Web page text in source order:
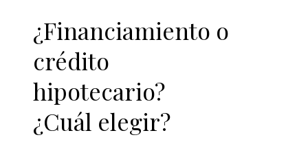
¿Financiamiento o
crédito
hipotecario?
¿Cuál elegir?